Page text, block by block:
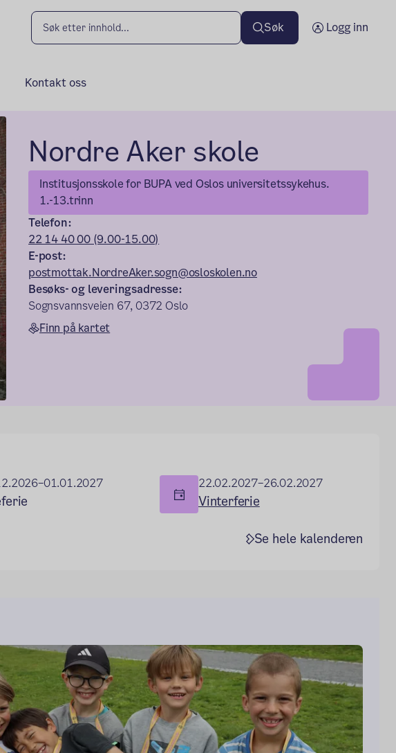
Søk Logg inn
Kontakt oss
Nordre Aker skole
Institusjonsskole for BUPA ved Oslos universitetssykehus.
1.-13.trinn
Telefon:
22 14 40 00 (9.00-15.00)
E-post:
postmottak.NordreAker.sogn@osloskolen.no
Besøks- og leveringsadresse:
Sognsvannsveien 67, 0372 Oslo
Finn på kartet
22.02.2027–26.02.2027
Vinterferie
Se hele kalenderen